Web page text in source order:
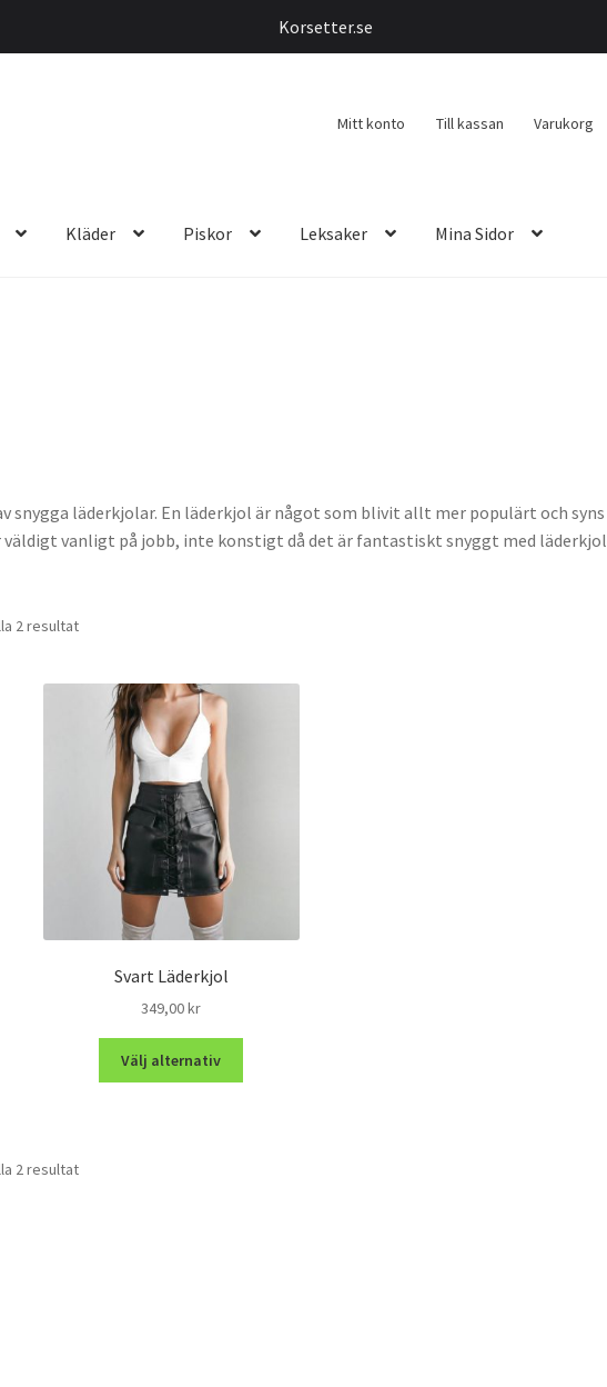
Mitt konto Till kassan Varukorg
Kläder Piskor Leksaker Mina Sidor
snygga läderkjolar. En läderkjol är något som blivit allt mer populärt och syns
vanligt på jobb, inte konstigt då det är fantastiskt snyggt med läderkjol
2 resultat
Svart Läderkjol
349,00kr
Välj alternativ
2 resultat
Korsetter.se